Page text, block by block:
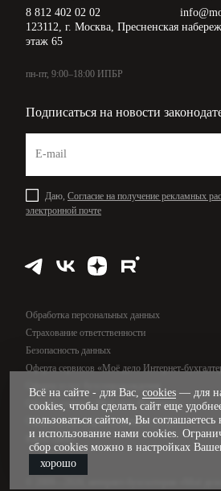
8 812 402 02 02
123112, г. Москва, Пресненская
этаж 65
пн-пт, 9:00–18:00 ИПБР
Подписаться на новости
Даю, Согласие на получение рекламных
электронной почте
Обработка персональных данных
Страхование ответственности
Безопасность данных
Оферта сервисов «Моё дело Интернет-
Оферта услуг бухсопровождения
Оферта сервиса «Моё дело Финансы»
Оферта услуг управленческого учёта
Карта сайта
Всё на сайте - для Вас, cookies — для
cookies, чтобы сделать сайт еще
пользоваться сайтом, Вы соглашаетесь
и использование нами cookies.
сбор cookies можно в настройках
хорошо